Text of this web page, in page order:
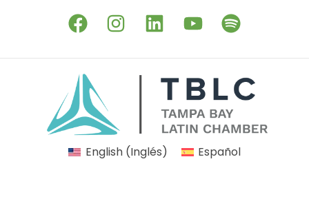
F
a
c
e
b
o
o
k
I
n
s
r
a
L
i
n
k
d
n
Y
o
u
t
u
b
e
S
p
o
t
i
f
y
English(Inglés) Español